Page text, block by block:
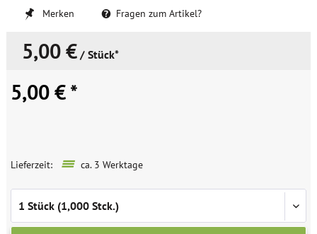
Merken Fragen zum Artikel?
5,00 € / Stück*
5,00 € *
Lieferzeit: ca. 3 Werktage